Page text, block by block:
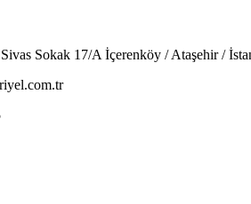
Sokak 17/A İçerenköy / Ataşehir /